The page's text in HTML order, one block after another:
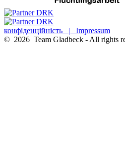
конфіденційність | Impressum
© 2026 Team Gladbeck - All rights